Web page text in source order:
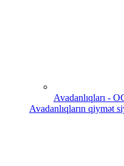
Avadanlıqları -
Avadanlıqların qiymət